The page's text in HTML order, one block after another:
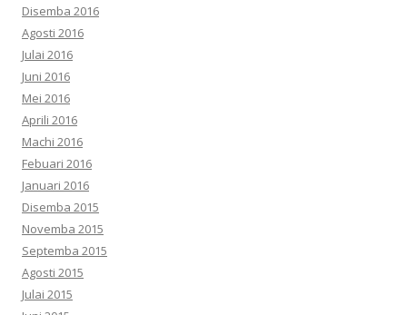
Disemba 2016
Agosti 2016
Julai 2016
Juni 2016
Mei 2016
Aprili 2016
Machi 2016
Febuari 2016
Januari 2016
Disemba 2015
Novemba 2015
Septemba 2015
Agosti 2015
Julai 2015